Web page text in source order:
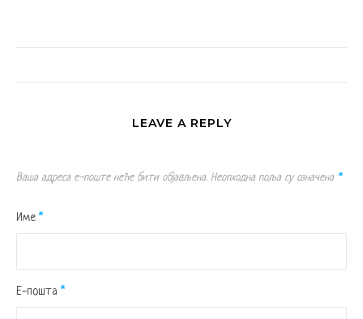
LEAVE A REPLY
Ваша адреса е-поште неће бити објављена. Неопходна поља су означена *
Име *
Е-пошта *